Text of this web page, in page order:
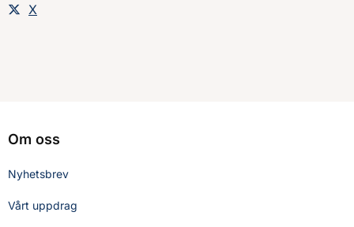
Dela sidan på
X
Om oss
Nyhetsbrev
Vårt uppdrag